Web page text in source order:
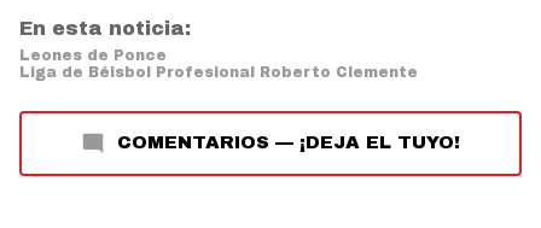
En esta noticia:
Leones de Ponce
Liga de Béisbol Profesional Roberto Clemente
COMENTARIOS — ¡DEJA EL TUYO!